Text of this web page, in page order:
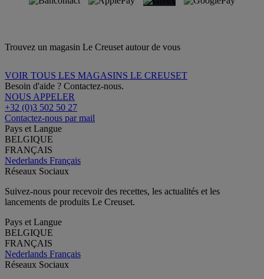
Trouvez un magasin Le Creuset autour de vous
VOIR TOUS LES MAGASINS LE CREUSET
Besoin d'aide ? Contactez-nous.
NOUS APPELER
+32 (0)3 502 50 27
Contactez-nous par mail
Pays et Langue
BELGIQUE
FRANÇAIS
Nederlands Français
Réseaux Sociaux
Suivez-nous pour recevoir des recettes, les actualités et les
lancements de produits Le Creuset.
Pays et Langue
BELGIQUE
FRANÇAIS
Nederlands Français
Réseaux Sociaux